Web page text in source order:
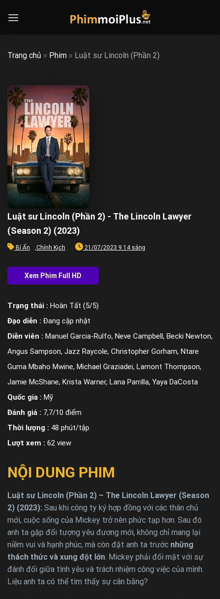
Trang chủ » Phim » Luật sư Lincoln (Phần 2)
Luật sư Lincoln (Phần 2) - The Lincoln Lawyer
(Season 2) (2023)
Bí Ẩn ,Chính Kịch 21/07/2023 9:14 sáng
Trạng thái : Hoàn Tất (5/5)
Đạo diễn : Đang cập nhật
Diễn viên : Manuel Garcia-Rulfo, Neve Campbell, Becki Newton,
Angus Sampson, Jazz Raycole, Christopher Gorham, Ntare
Guma Mbaho Mwine, Michael Graziadei, Lamont Thompson,
Jamie McShane, Krista Warner, Lana Parrilla, Yaya DaCosta
Quốc gia : Mỹ
Đánh giá : 7,7/10 điểm
Thời lượng : 48 phút/tập
Lượt xem : 62 view
NỘI DUNG PHIM
Luật sư Lincoln (Phần 2) – The Lincoln Lawyer (Season
2) (2023): Sau khi công ty ký hợp đồng với các thân chủ
mới, cuộc sống của Mickey trở nên phức tạp hơn. Sau đó
anh ta gặp đối tượng yêu đương mới, không chỉ mang lại
niềm vui và hạnh phúc, mà còn đặt anh ta trước những
thách thức và xung đột lớn. Mickey phải đối mặt với sự
đánh đổi giữa tình yêu và trách nhiệm công việc của mình.
Liệu anh ta có thể tìm thấy sự cân bằng?